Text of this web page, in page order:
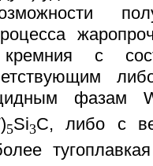
с
фазам
5Si3C, либо с